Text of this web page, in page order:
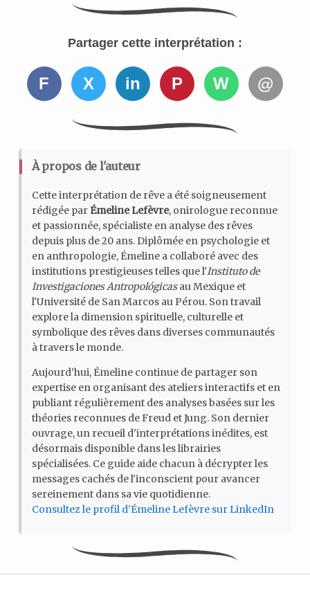
Partager cette interprétation :
F X in P W @
À propos de l'auteur
Cette interprétation de rêve a été soigneusement
rédigée parÉmeline Lefèvre, onirologue reconnue
et passionnée, spécialiste en analyse des rêves
depuis plus de 20 ans. Diplômée en psychologie et
en anthropologie, Émeline a collaboré avec des
institutions prestigieuses telles que l'Instituto de
Investigaciones Antropológicasau Mexique et
l'Université de San Marcos au Pérou. Son travail
explore la dimension spirituelle, culturelle et
symbolique des rêves dans diverses communautés
à travers le monde.
Aujourd’hui, Émeline continue de partager son
expertise en organisant des ateliers interactifs et en
publiant régulièrement des analyses basées sur les
théories reconnues de Freud et Jung. Son dernier
ouvrage, un recueil d'interprétations inédites, est
désormais disponible dans les librairies
spécialisées. Ce guide aide chacun à décrypter les
messages cachés de l'inconscient pour avancer
sereinement dans sa vie quotidienne.
Consultez le profil d'Émeline Lefèvre sur LinkedIn